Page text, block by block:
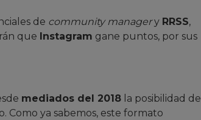
de community managery RRSS,
que Instagram gane puntos, por sus
mediados del 2018 la posibilidad de
Como ya sabemos, este formato